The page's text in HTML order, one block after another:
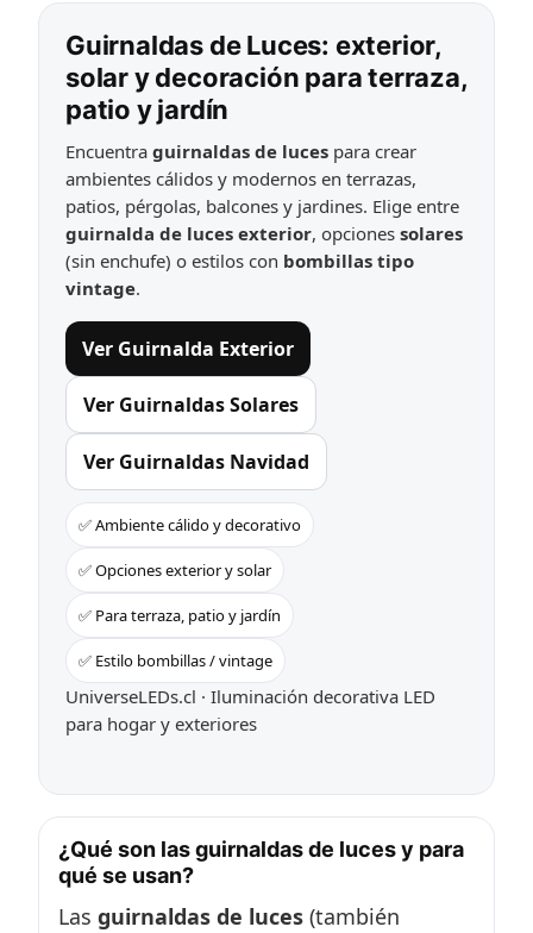
Guirnaldas de Luces: exterior,
solar y decoración para terraza,
patio y jardín
Encuentra guirnaldas de luces para crear
ambientes cálidos y modernos en terrazas,
patios, pérgolas, balcones y jardines. Elige entre
guirnalda de luces exterior, opciones solares
(sin enchufe) o estilos con bombillas tipo
vintage.
Ver Guirnalda Exterior
Ver Guirnaldas Solares
Ver Guirnaldas Navidad
✅ Ambiente cálido y decorativo
✅ Opciones exterior y solar
✅ Para terraza, patio y jardín
✅ Estilo bombillas / vintage
UniverseLEDs.cl · Iluminación decorativa LED
para hogar y exteriores
¿Qué son las guirnaldas de luces y para
qué se usan?
Las guirnaldas de luces (también